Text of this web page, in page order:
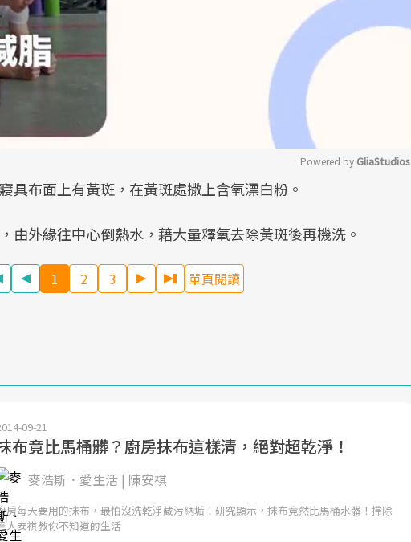
Powered by GliaStudios
具布面上有黃斑，在黃斑處撒上含氧漂白粉。
由外緣往中心倒熱水，藉大量釋氧去除黃斑後再機洗。
1 2 3 單頁閱讀
09-21
布竟比馬桶髒？廚房抹布這樣清，絕對超乾淨！
麥浩斯．愛生活 | 陳安祺
房每天要用的抹布，最怕沒洗乾淨藏污納垢！研究顯示，抹布竟然比馬桶水髒！掃除
人安祺教你不知道的生活